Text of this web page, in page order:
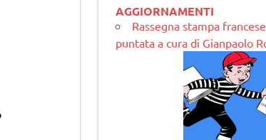
AGGIORNAMENTI
Rassegna stampa
puntata a cura di Gianpaolo